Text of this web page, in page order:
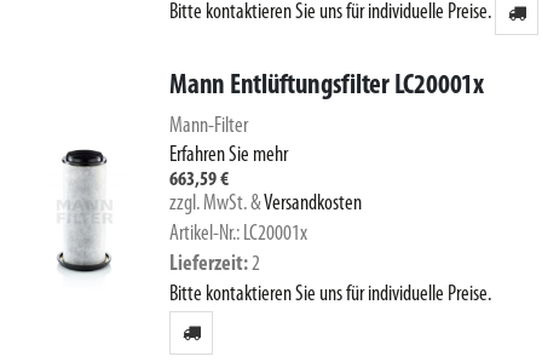
Bitte kontaktieren Sie uns für individuelle Preise.
Mann Entlüftungsfilter LC20001x
Mann-Filter
Erfahren Sie mehr
663,59 €
zzgl. MwSt.&Versandkosten
Artikel-Nr.: LC20001x
Lieferzeit 2
Bitte kontaktieren Sie uns für individuelle Preise.